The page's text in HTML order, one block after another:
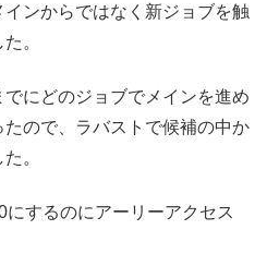
ンからではなく新ジョブを触
。
にどのジョブでメインを進め
ので、ラバストで候補の中か
。
するのにアーリーアクセス